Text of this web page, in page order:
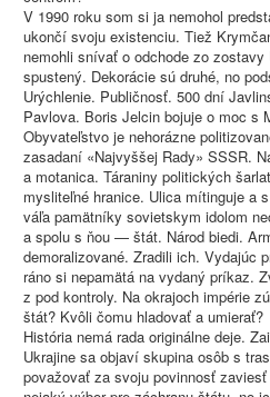
V 1990 roku som si ja nemohol
ukončí svoju existenciu. Tiež
nemohli snívať o odchode zo
spustený. Dekorácie sú druhé, no
Urýchlenie. Publičnosť. 500 dní
Pavlova. Boris Jelcin bojuje o moc s
Obyvateľstvo je nehorázne
zasadaní «Najvyššej Rady» SSSR.
a motanica. Táraniny politických
mysliteľné hranice. Ulica mítinguje a
váľa pamätníky sovietskym idolom
a spolu s ňou — štát. Národ biedi.
demoralizované. Zradili ich. Vydajúc
ráno si nepamätá na vydaný príkaz.
z pod kontroly. Na okrajoch impérie
štát? Kvôli čomu hladovať a umierať?
História nemá rada originálne deje.
Ukrajine sa objaví skupina osôb s
považovať za svoju povinnosť